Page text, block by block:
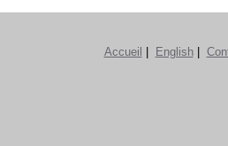
Accueil English|